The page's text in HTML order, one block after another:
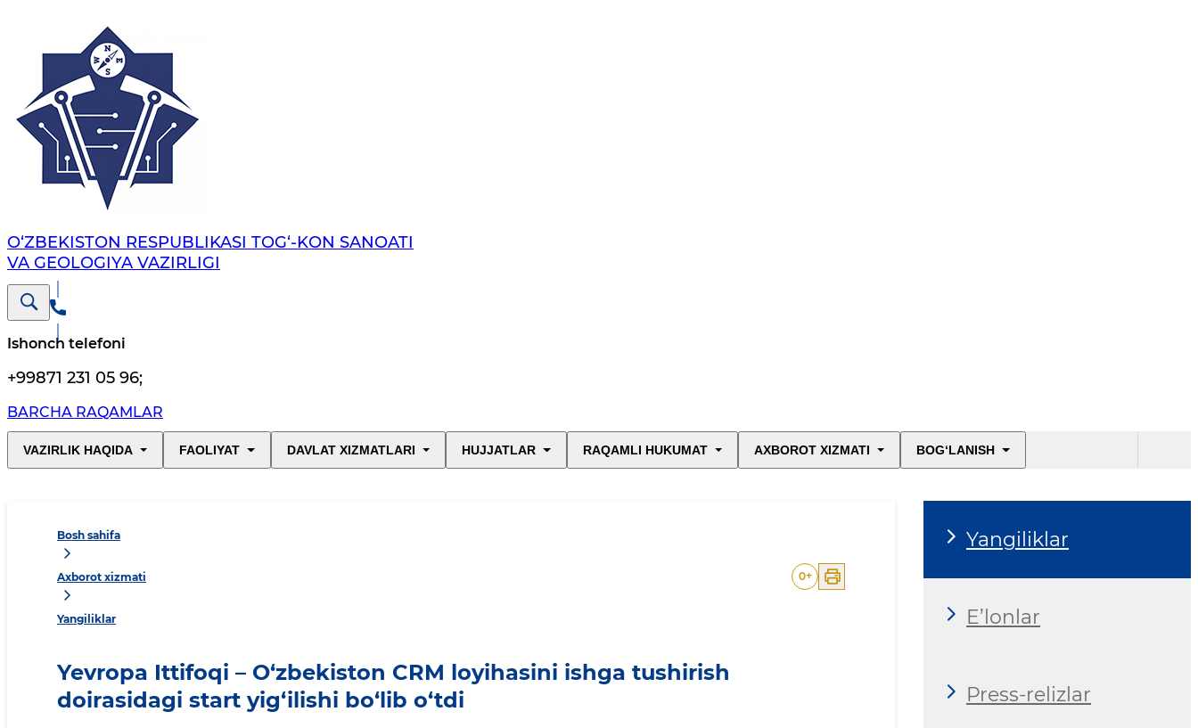
O‘ZBEKISTON RESPUBLIKASI TOG‘-KON SANOATI
VA GEOLOGIYA VAZIRLIGI
Ishonch telefoni
+99871 231 05 96;
BARCHA RAQAMLAR
VAZIRLIK HAQIDA FAOLIYAT DAVLAT XIZMATLARI HUJJATLAR RAQAMLI HUKUMAT AXBOROT XIZMATI BOG‘LANISH
Bosh sahifa
Axborot xizmati
Yangiliklar
0+
Yevropa Ittifoqi – O‘zbekiston CRM loyihasini ishga tushirish
doirasidagi start yig‘ilishi bo‘lib o‘tdi
Yangiliklar
E’lonlar
Press-relizlar